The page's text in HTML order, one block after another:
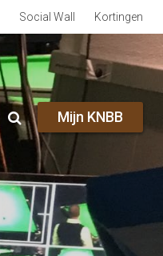
Social Wall Kortingen
Mijn KNBB